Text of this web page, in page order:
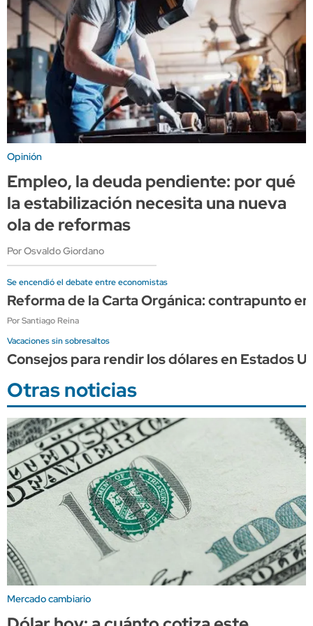
Opinión
Empleo, la deuda pendiente: por qué
la estabilización necesita una nueva
ola de reformas
Por Osvaldo Giordano
Se encendió el debate entre economistas
Reforma de la Carta Orgánica: contrapunto
Por Santiago Reina
Vacaciones sin sobresaltos
Consejos para rendir los dólares en Estados
Otras noticias
Mercado cambiario